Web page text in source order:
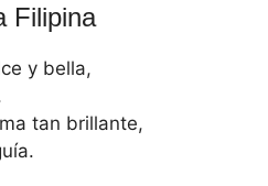
Filipina
y bella,
tan brillante,